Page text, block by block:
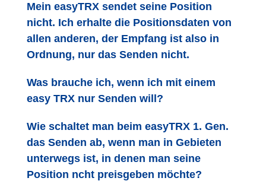
Mein easyTRX sendet seine Position
nicht. Ich erhalte die Positionsdaten von
allen anderen, der Empfang ist also in
Ordnung, nur das Senden nicht.
Was brauche ich, wenn ich mit einem
easy TRX nur Senden will?
Wie schaltet man beim easyTRX 1. Gen.
das Senden ab, wenn man in Gebieten
unterwegs ist, in denen man seine
Position ncht preisgeben möchte?